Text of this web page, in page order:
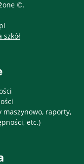
©.
otwiera się w
maszynowo, raporty,
etc.)